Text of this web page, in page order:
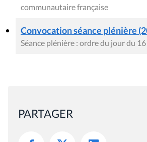
communautaire française
Convocation séance plénière
Séance plénière : ordre du jour du
PARTAGER